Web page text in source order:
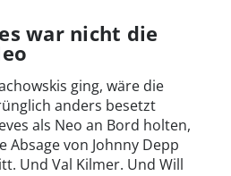
war nicht die
ging, wäre die
anders besetzt
als Neo an Bord holten,
Absage von Johnny Depp
Und Val Kilmer. Und Will